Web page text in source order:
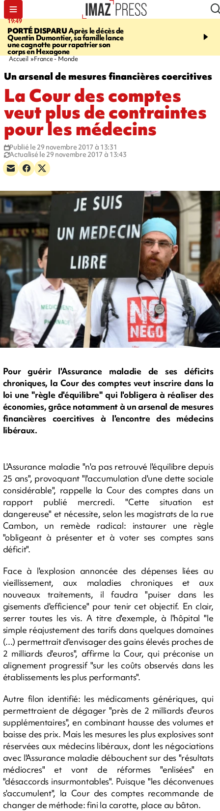
19:49
PORTÉ DISPARUAprès le décès de
Quentin Dumontier, sa famille lance
une cagnotte pour rapatrier son
corps en Hexagone
05:20
infantile, Marathon de
Accueil France - Monde
Un arsenal de mesures financières coercitives
La Cour des comptes
veut plus de contraintes
pour les médecins
Publié le 29 novembre 2017 à 13:31
Actualisé le 29 novembre 2017 à 13:43
Pour guérir l'Assurance maladie de ses déficits
chroniques, la Cour des comptes veut inscrire dans la
loi une "règle d'équilibre" qui l'obligera à réaliser des
économies, grâce notamment à un arsenal de mesures
financières coercitives à l'encontre des médecins
libéraux.
L'Assurance maladie "n'a pas retrouvé l'équilibre depuis
25 ans", provoquant "l'accumulation d'une dette sociale
considérable", rappelle la Cour des comptes dans un
rapport publié mercredi. "Cette situation est
dangereuse" et nécessite, selon les magistrats de la rue
Cambon, un remède radical: instaurer une règle
"obligeant à présenter et à voter ses comptes sans
déficit".
Face à l'explosion annoncée des dépenses liées au
vieillissement, aux maladies chroniques et aux
nouveaux traitements, il faudra "puiser dans les
gisements d'efficience" pour tenir cet objectif. En clair,
serrer toutes les vis. A titre d'exemple, à l'hôpital "le
simple réajustement des tarifs dans quelques domaines
(...) permettrait d'envisager des gains élevés proches de
2 milliards d'euros", affirme la Cour, qui préconise un
alignement progressif "sur les coûts observés dans les
établissements les plus performants".
Autre filon identifié: les médicaments génériques, qui
permettraient de dégager "près de 2 milliards d'euros
supplémentaires", en combinant hausse des volumes et
baisse des prix. Mais les mesures les plus explosives sont
réservées aux médecins libéraux, dont les négociations
avec l'Assurance maladie débouchent sur des "résultats
médiocres" et vont de réformes "enlisées" en
"désaccords insurmontables". Puisque "les déconvenues
s'accumulent", la Cour des comptes recommande de
changer de méthode: fini la carotte, place au bâton.